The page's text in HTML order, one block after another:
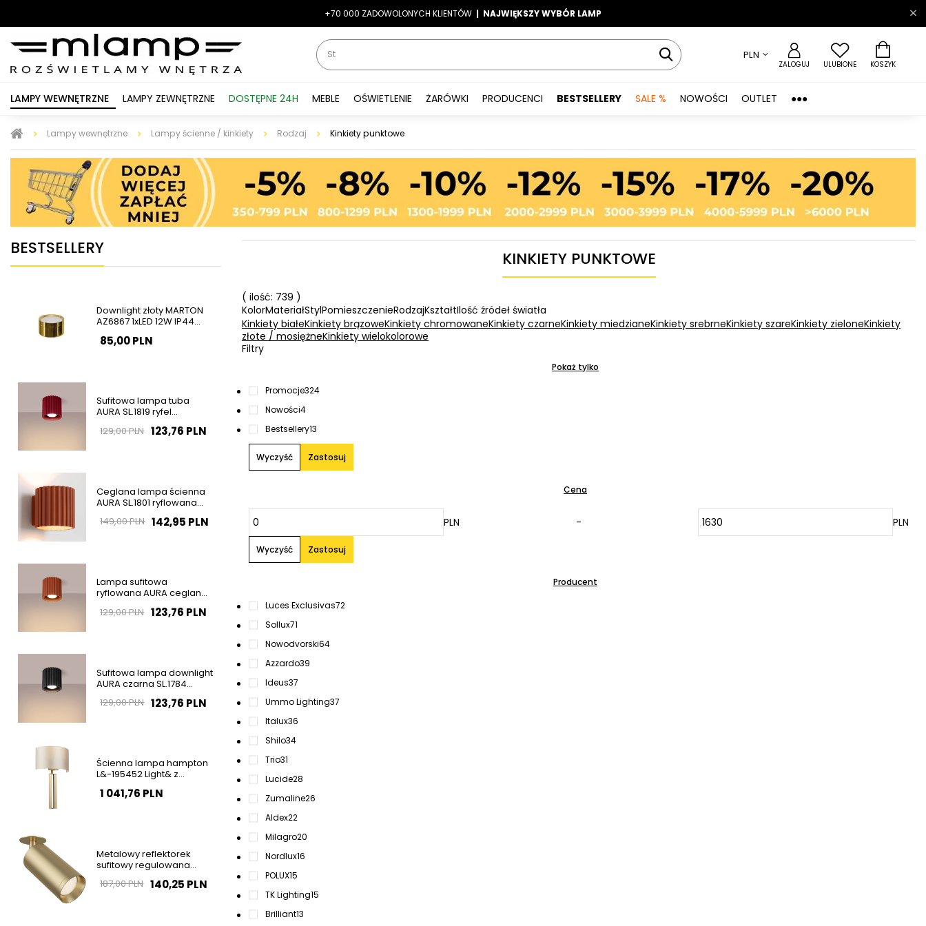
-7% LATO7
+70 000 ZADOWOLONYCH KLIENTÓW | NAJWIĘKSZY WYBÓR LAMP
| |
PLN
ZALOGUJ ULUBIONE KOSZYK
LAMPY WEWNĘTRZNE LAMPY ZEWNĘTRZNE DOSTĘPNE 24H MEBLE OŚWIETLENIE ŻARÓWKI PRODUCENCI BESTSELLERY SALE % NOWOŚCI OUTLET ●●●
Lampy wewnętrzne Lampy ścienne / kinkiety Rodzaj Kinkiety punktowe
BESTSELLERY
Downlight złoty MARTON
AZ6867 1xLED 12W IP44
85,00 PLN
Sufitowa lampa tuba
AURA SL.1819 ryfel
123,76 PLN
129,00 PLN
Ceglana lampa ścienna
AURA SL.1801 ryflowana
142,95 PLN
149,00 PLN
Lampa sufitowa
ryflowana AURA ceglana
123,76 PLN
129,00 PLN
Sufitowa lampa downlight
AURA czarna SL.1784
123,76 PLN
129,00 PLN
Ścienna lampa hampton
L&-195452 Light& z
OUTLET
1 041,76 PLN
Metalowy reflektorek
sufitowy regulowana
140,25 PLN
187,00 PLN
KINKIETY PUNKTOWE
( ilość: 739 )
KolorMateriałStylPomieszczenieRodzajKształtIlość źródeł światła
Kinkiety białeKinkiety brązoweKinkiety chromowaneKinkiety czarneKinkiety miedzianeKinkiety srebrneKinkiety szareKinkiety zieloneKinkiety
złote / mosiężneKinkiety wielokolorowe
Filtry
Pokaż tylko
Promocje324
Nowości4
Bestsellery13
Wyczyść Zastosuj
Cena
PLN - PLN
Wyczyść Zastosuj
Producent
Luces Exclusivas72
Sollux71
Nowodvorski64
Azzardo39
Ideus37
Ummo Lighting37
Italux36
Shilo34
Trio31
Lucide28
Zumaline26
Aldex22
Milagro20
Nordlux16
POLUX15
TK Lighting15
Brilliant13